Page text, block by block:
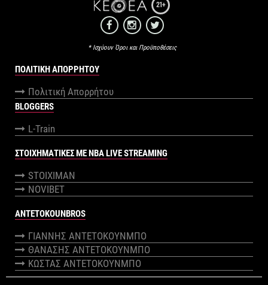
21+
* Ισχύουν Όροι και Προϋποθέσεις
ΠΟΛΙΤΙΚΉ ΑΠΟΡΡΉΤΟΥ
Πολιτική Απορρήτου
BLOGGERS
L-Train
ΣΤΟΙΧΗΜΑΤΙΚΕΣ ΜΕ NBA LIVE STREAMING
STOIXIMAN
NOVIBET
ANTETOKOUNBROS
ΓΙΑΝΝΗΣ ΑΝΤΕΤΟΚΟΥΝΜΠΟ
ΘΑΝΑΣΗΣ ΑΝΤΕΤΟΚΟΥΝΜΠΟ
ΚΩΣΤΑΣ ΑΝΤΕΤΟΚΟΥΝΜΠΟ